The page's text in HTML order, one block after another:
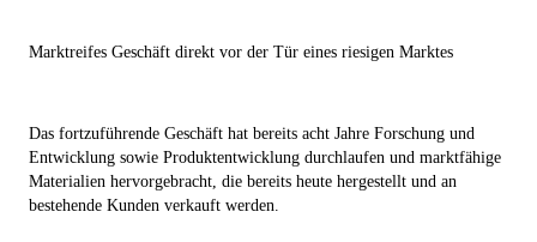
Marktreifes Geschäft direkt vor der Tür eines riesigen Marktes
Das fortzuführende Geschäft hat bereits acht Jahre Forschung und
Entwicklung sowie Produktentwicklung durchlaufen und marktfähige
Materialien hervorgebracht, die bereits heute hergestellt und an
bestehende Kunden verkauft werden.